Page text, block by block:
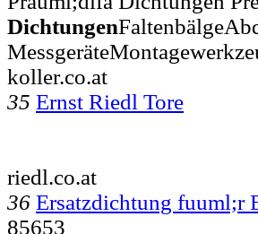
Dichtungen
koller.co.at
35 Ernst Riedl Tore
riedl.co.at
36 Ersatzdichtung fuuml;r
85653